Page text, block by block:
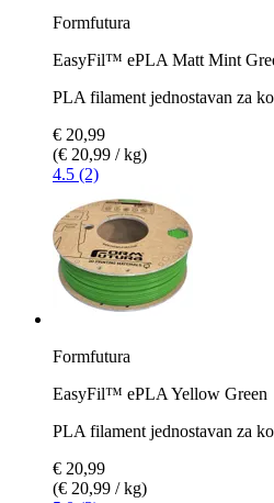
Formfutura
EasyFil™ ePLA Matt Mint
PLA filament jednostavan za
€ 20,99
(€ 20,99 / kg)
4.5 (2)
Formfutura
EasyFil™ ePLA Yellow Green
PLA filament jednostavan za
€ 20,99
(€ 20,99 / kg)